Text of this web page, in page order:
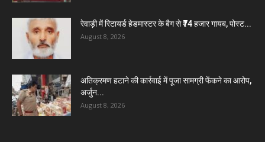
रेवाड़ी में रिटायर्ड हेडमास्टर के बैग से ₹74 हजार गायब, पोस्ट...
August 8, 2026
अतिक्रमण हटाने की कार्रवाई में पूजा सामग्री फेंकने का आरोप,
अर्जुन...
August 8, 2026